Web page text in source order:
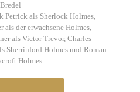
Petrick als Sherlock Holmes,
als der erwachsene Holmes,
als Victor Trevor, Charles
Sherrinford Holmes und Roman
Holmes